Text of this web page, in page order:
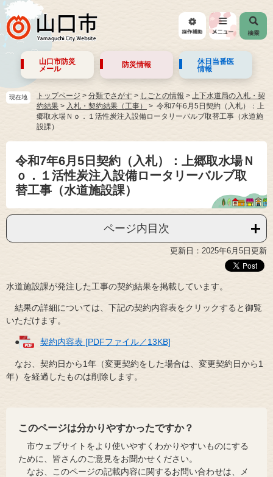
山口市防災
メール
防災情報
休日当番医
情報
現在地 トップページ > 分類でさがす > しごとの情報 >
上下水道局の入札・契
約結果 > 入札・契約結果（工事）
令和7年6月5日契約（入札）：上
郷取水場Ｎｏ．１活性炭注入設備ロータリーバルブ取替工事（水道施
設課）
令和7年6月5日契約（入札）：上郷取水場Ｎ
ｏ．１活性炭注入設備ロータリーバルブ取
替工事（水道施設課）
ページ内目次
更新日：2025年6月5日更新
水道施設課が発注した工事の契約結果を掲載しています。
結果の詳細については、下記の契約内容表をクリックすると御覧
いただけます。
● 契約内容表 [PDFファイル／13KB]
なお、契約日から1年（変更契約をした場合は、変更契約日から1
年）を経過したものは削除します。
このページは分かりやすかったですか？
市ウェブサイトをより使いやすくわかりやすいものにする
ために、皆さんのご意見をお聞かせください。
なお、このページの記載内容に関するお問い合わせは、メ